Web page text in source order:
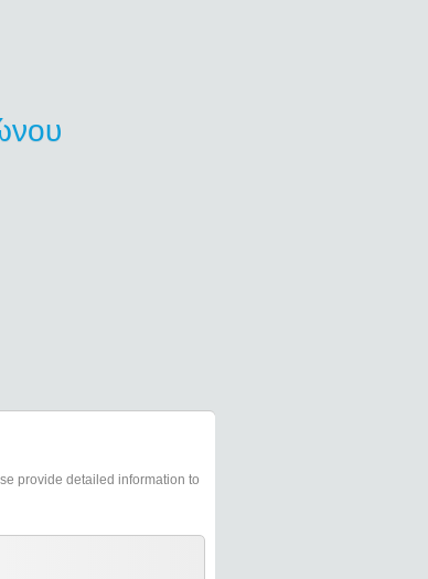
provide detailed information to